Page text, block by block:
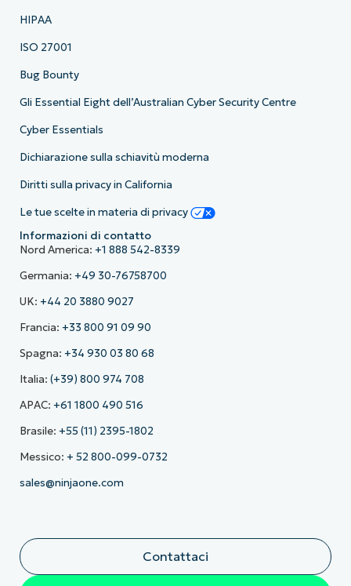
HIPAA
ISO 27001
Bug Bounty
Gli Essential Eight dell’Australian Cyber Security Centre
Cyber Essentials
Dichiarazione sulla schiavitù moderna
Diritti sulla privacy in California
Le tue scelte in materia di privacy
Informazioni di contatto
Nord America: +1 888 542-8339
Germania: +49 30-76758700
UK: +44 20 3880 9027
Francia: +33 800 91 09 90
Spagna: +34 930 03 80 68
Italia: (+39) 800 974 708
APAC: +61 1800 490 516
Brasile: +55 (11) 2395-1802
Messico: + 52 800-099-0732
sales@ninjaone.com
Contattaci